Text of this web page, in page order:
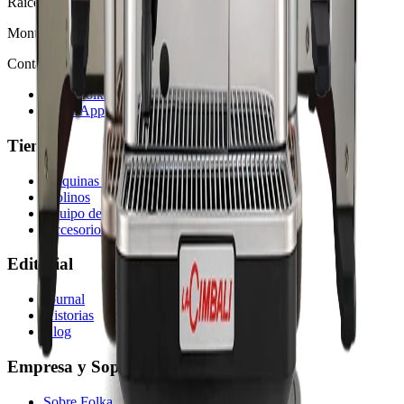
Monterrey, MX · San Antonio, TX
Contacto
hola@folkasolutions.com
WhatsApp
Tienda
Máquinas de Espresso
Molinos
Equipo de Brewing
Accesorios para Coffee Bar
Editorial
Journal
Historias
Blog
Empresa y Soporte